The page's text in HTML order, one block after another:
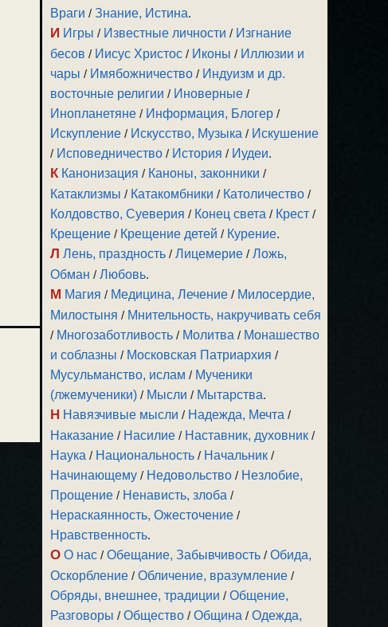
Враги /Знание, Истина.
И Игры / Известные личности / Изгнание
бесов / Иисус Христос / Иконы / Иллюзии и
чары / Имябожничество / Индуизм и др.
восточные религии / Иноверные /
Инопланетяне / Информация, Блогер /
Искупление / Искусство, Музыка / Искушение
/ Исповедничество / История / Иудеи.
К Канонизация / Каноны, законники /
Катаклизмы / Катакомбники / Католичество /
Колдовство, Суеверия / Конец света / Крест /
Крещение / Крещение детей / Курение.
Л Лень, праздность /Лицемерие /Ложь,
Обман /Любовь.
М Магия / Медицина, Лечение / Милосердие,
Милостыня / Мнительность, накручивать себя
/ Многозаботливость / Молитва / Монашество
и соблазны / Московская Патриархия /
Мусульманство, ислам / Мученики
(лжемученики) / Мысли / Мытарства.
Н Навязчивые мысли / Надежда, Мечта /
Наказание / Насилие / Наставник, духовник /
Наука / Национальность / Начальник /
Начинающему / Недовольство / Незлобие,
Прощение / Ненависть, злоба /
Нераскаянность, Ожесточение /
Нравственность.
О О нас /Обещание, Забывчивость /Обида,
Оскорбление /Обличение, вразумление /
Обряды, внешнее, традиции /Общение,
Разговоры /Общество /Община /Одежда,